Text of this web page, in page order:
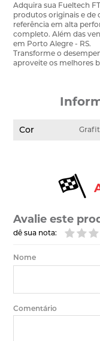
Adquira sua Fueltech
produtos originais e de
referência em alta
completo. Além das
em Porto Alegre - RS.
Transforme o
aproveite os melhores
Cor
Avalie este
dê sua nota:
Nome
Comentário